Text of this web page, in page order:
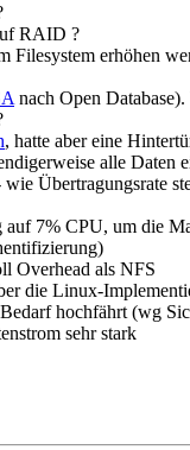
RAID ?
Filesystem erhöhen
nach Open
, hatte aber eine
alle Daten
Übertragungsrate
auf 7% CPU, um die
Overhead als NFS
die Linux-
hochfährt (wg
sehr stark